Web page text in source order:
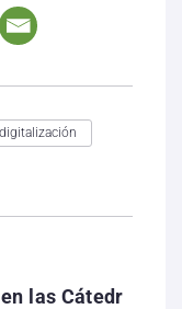
digitalización
las Cátedr